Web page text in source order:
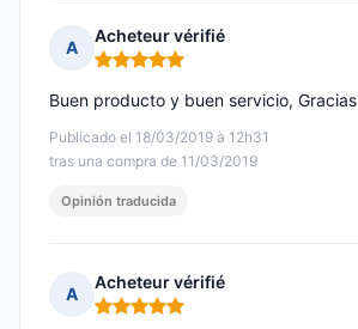
A
Acheteur vérifié
Nota: 5 de 5
Publicado el 18/03/2019 à 12h31
tras una compra de 11/03/2019
Buen producto y buen servicio, Gracias
Opinión traducida
A
Acheteur vérifié
Nota: 5 de 5